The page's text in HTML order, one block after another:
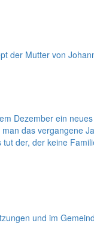
der Mutter von
Dezember ein
das vergangene
der, der keine
und im